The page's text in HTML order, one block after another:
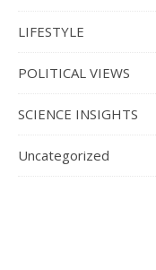
LIFESTYLE
POLITICAL VIEWS
SCIENCE INSIGHTS
Uncategorized